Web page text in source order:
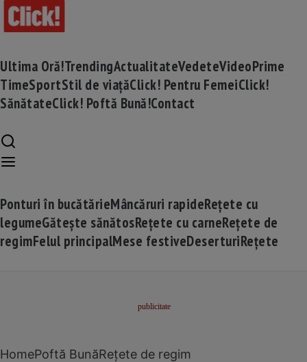
Ultima Oră!TrendingActualitateVedeteVideoPrime
TimeSportStil de viațăClick! Pentru FemeiClick!
SănătateClick! Poftă Bună!Contact
Ponturi în bucătărieMâncăruri rapideRețete cu
legumeGătește sănătosRețete cu carneRețete de
regimFelul principalMese festiveDeserturiRețete
HomePoftă BunăRețete de regim